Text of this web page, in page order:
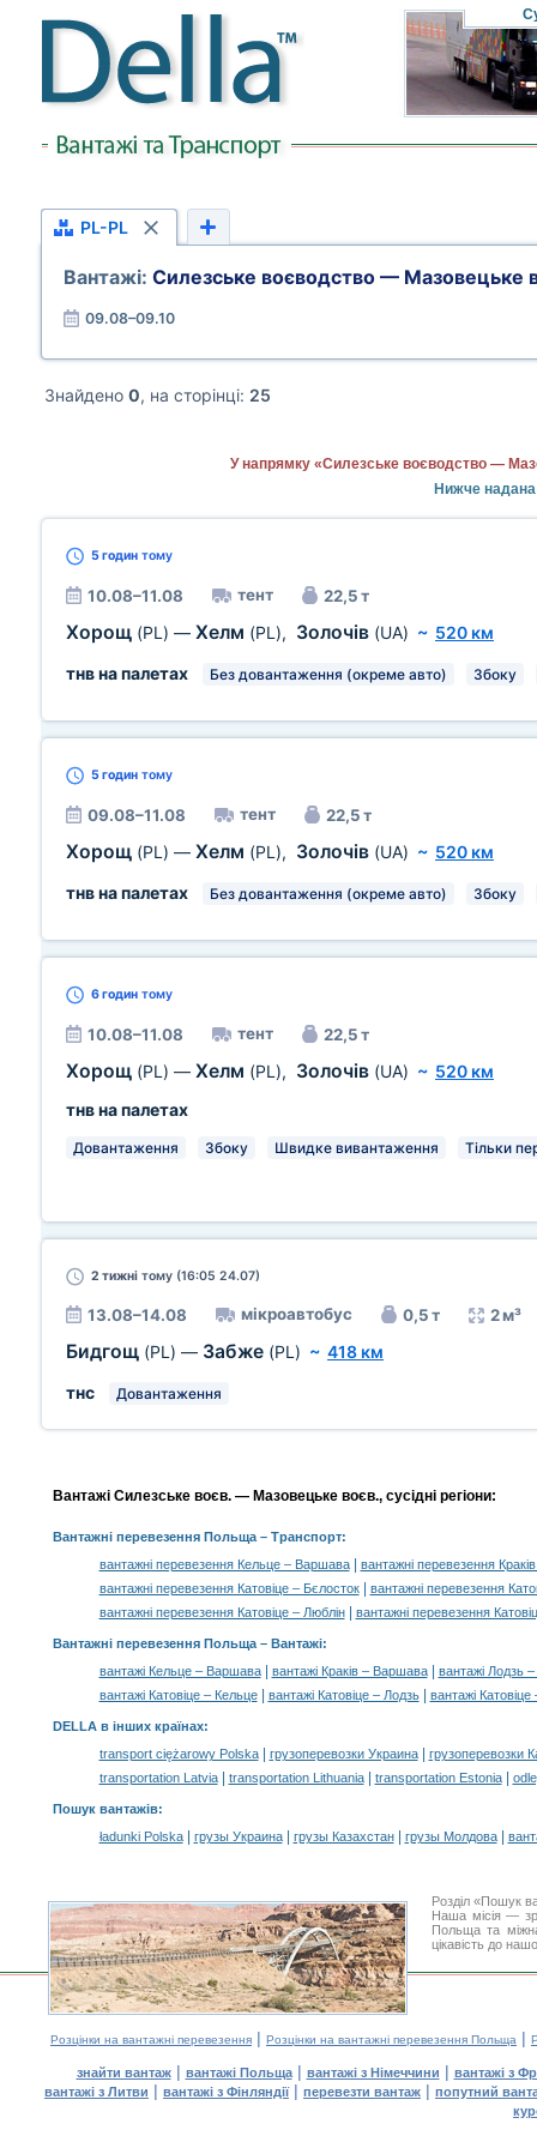
PL-PL
Вантажі: Силезське воєводство — Мазовецьке
09.08–09.10
Знайдено 0, на сторінці: 25
У напрямку «Силезське воєводство —
Нижче
5 годин тому
10.08–11.08 тент 22,5 т
Хорощ (PL) — Хелм (PL), Золочів (UA) ~ 520 км
тнв на палетах
Без довантаження (окреме авто) Збоку
5 годин тому
09.08–11.08 тент 22,5 т
Хорощ (PL) — Хелм (PL), Золочів (UA) ~ 520 км
тнв на палетах
Без довантаження (окреме авто) Збоку
6 годин тому
10.08–11.08 тент 22,5 т
Хорощ (PL) — Хелм (PL), Золочів (UA) ~ 520 км
тнв на палетах
Довантаження Збоку Швидке вивантаження Тільки
2 тижні тому (16:05 24.07)
13.08–14.08 мікроавтобус 0,5 т 2 м³
Бидгощ (PL) — Забже (PL) ~ 418 км
тнс
Довантаження
Вантажі Силезське воєв. — Мазовецьке воєв., сусідні регіони:
Вантажні перевезення Польща– Транспорт:
вантажні перевезення Кельце – Варшава|
вантажні перевезення
вантажні перевезення Катовіце – Бєлосток|
вантажні перевезення
вантажні перевезення Катовіце – Люблін| вантажні перевезення
Вантажні перевезення Польща – Вантажі:
вантажі Кельце – Варшава| вантажі Краків – Варшава|
вантажі Лодзь
вантажі Катовіце – Кельце| вантажі Катовіце – Лодзь| вантажі Катовіце
DELLA в інших країнах:
transport ciężarowy Polska| грузоперевозки Украина|
грузоперевозки
transportation Latvia| transportation Lithuania| transportation Estonia|
Пошук вантажів:
ładunki Polska| грузы Украина| грузы Казахстан| грузы Молдова|
Розділ «Пошук
Наша місія —
Польща та
цікавість до
Розцінки на вантажні перевезення | Розцінки на вантажні перевезення Польща |
знайти вантаж| вантажі Польща| вантажі з Німеччини | вантажі з
вантажі з Литви | вантажі з Фінляндії| перевезти вантаж | попутний